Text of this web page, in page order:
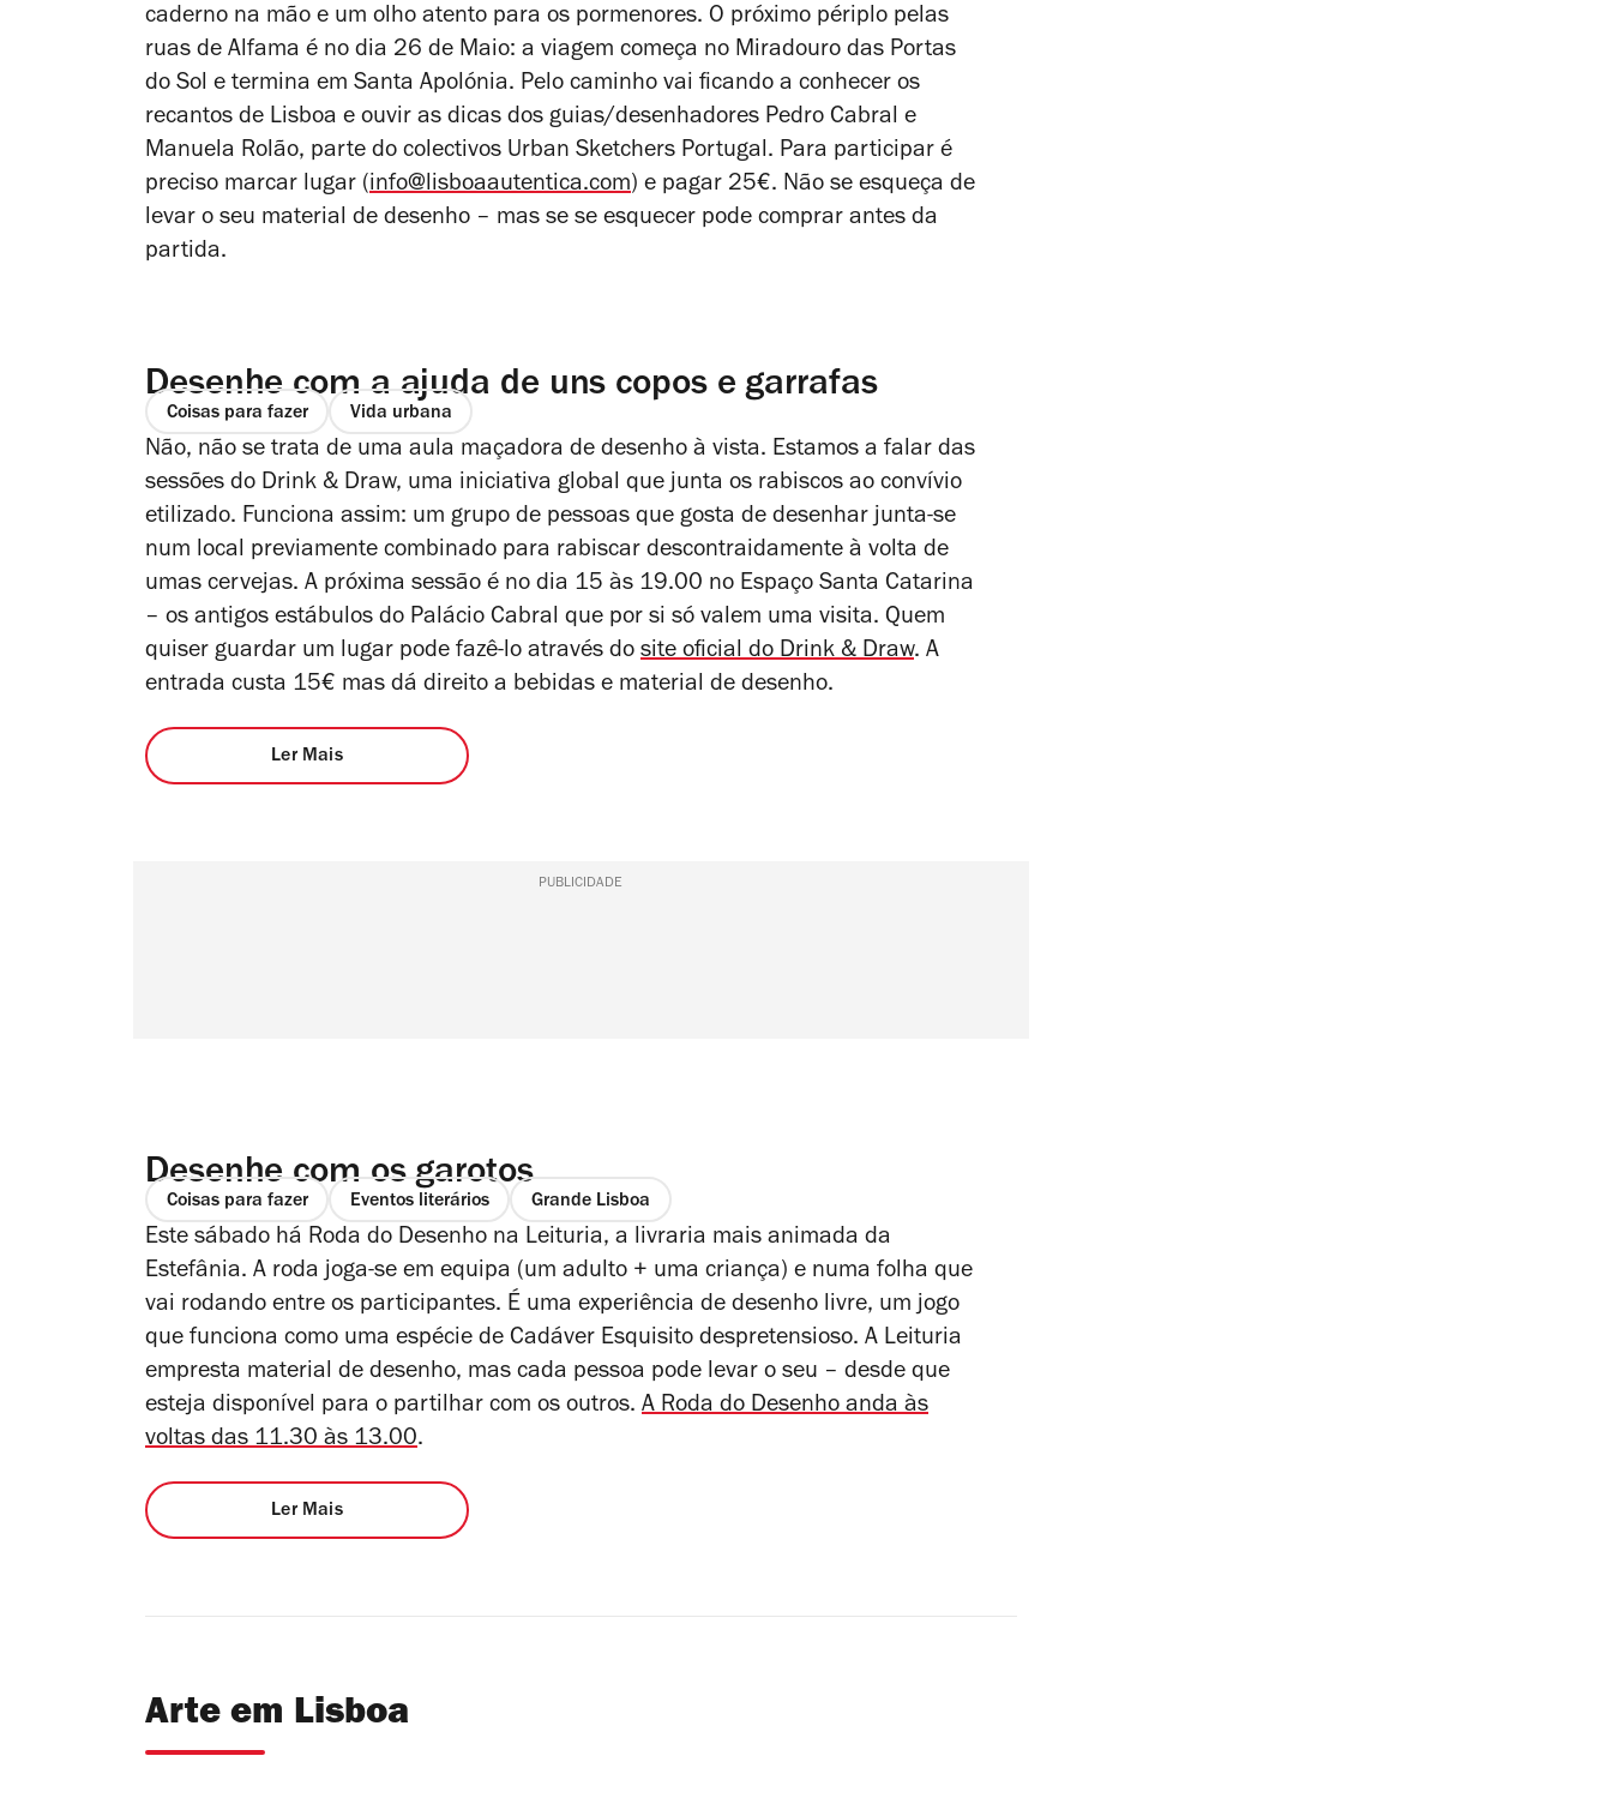
caderno na mão e um olho atento para os pormenores. O próximo périplo pelas
ruas de Alfama é no dia 26 de Maio: a viagem começa no Miradouro das Portas
do Sol e termina em Santa Apolónia. Pelo caminho vai ficando a conhecer os
recantos de Lisboa e ouvir as dicas dos guias/desenhadores Pedro Cabral e
Manuela Rolão, parte do colectivos Urban Sketchers Portugal. Para participar é
preciso marcar lugar (info@lisboaautentica.com) e pagar 25€. Não se esqueça de
levar o seu material de desenho – mas se se esquecer pode comprar antes da
partida.
Desenhe com a ajuda de uns copos e garrafas
Coisas para fazer Vida urbana
Não, não se trata de uma aula maçadora de desenho à vista. Estamos a falar das
sessões do Drink & Draw, uma iniciativa global que junta os rabiscos ao convívio
etilizado. Funciona assim: um grupo de pessoas que gosta de desenhar junta-se
num local previamente combinado para rabiscar descontraidamente à volta de
umas cervejas. A próxima sessão é no dia 15 às 19.00 no Espaço Santa Catarina
– os antigos estábulos do Palácio Cabral que por si só valem uma visita. Quem
quiser guardar um lugar pode fazê-lo através do site oficial do Drink & Draw. A
entrada custa 15€ mas dá direito a bebidas e material de desenho.
Ler Mais
PUBLICIDADE
Desenhe com os garotos
Coisas para fazer Eventos literários Grande Lisboa
Este sábado há Roda do Desenho na Leituria, a livraria mais animada da
Estefânia. A roda joga-se em equipa (um adulto + uma criança) e numa folha que
vai rodando entre os participantes. É uma experiência de desenho livre, um jogo
que funciona como uma espécie de Cadáver Esquisito despretensioso. A Leituria
empresta material de desenho, mas cada pessoa pode levar o seu – desde que
esteja disponível para o partilhar com os outros. A Roda do Desenho anda às
voltas das 11.30 às 13.00.
Ler Mais
Arte em Lisboa